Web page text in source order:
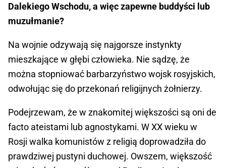
Dalekiego Wschodu, a więc zapewne buddyści lub
muzułmanie?
Na wojnie odzywają się najgorsze instynkty
mieszkające w głębi człowieka. Nie sądzę, że
można stopniować barbarzyństwo wojsk rosyjskich,
odwołując się do przekonań religijnych żołnierzy.
Podejrzewam, że w znakomitej większości są oni de
facto ateistami lub agnostykami. W XX wieku w
Rosji walka komunistów z religią doprowadziła do
prawdziwej pustyni duchowej. Owszem, większość